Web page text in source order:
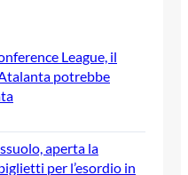
League, il
potrebbe
aperta la
per l’esordio in